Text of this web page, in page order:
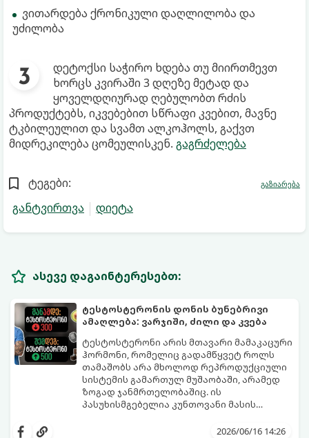
ვითარდება ქრონიკული დაღლილობა და
უძილობა
დეტოქსი საჭირო ხდება თუ მიირთმევთ
ხორცს კვირაში 3 დღეზე მეტად და
ყოველდღიურად ღებულობთ რძის
პროდუქტებს, იკვებებით სწრაფი კვებით, მავნე
ტკბილეულით და სვამთ ალკოჰოლს, გაქვთ
მიდრეკილება ცომეულისკენ. გაგრძელება
ტეგები:
განტვირთვა
დიეტა
გაზიარება
ასევე დაგაინტერესებთ:
ტესტოსტერონის დონის ბუნებრივი
ამაღლება: ვარჯიში, ძილი და კვება
ტესტოსტერონი არის მთავარი მამაკაცური
ჰორმონი, რომელიც გადამწყვეტ როლს
თამაშობს არა მხოლოდ რეპროდუქციული
სისტემის გამართულ მუშაობაში, არამედ
ზოგად ჯანმრთელობაშიც. ის
პასუხისმგებელია კუნთოვანი მასის
დონეზე, გუნება-განწყობაზე,
ორგანიზმში ტესტოსტერონის დონე
2026/06/16 14:26